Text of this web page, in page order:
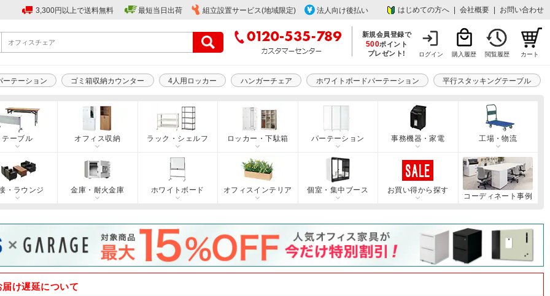
3,300円以上で送料無料 最短当日出荷 組立設置サービス(地域限定) 法人向け後払い はじめての方へ 会社概要 お問い合わせ
新規会員登録で
500ポイント
プレゼント!
ログイン 購入履歴 閲覧履歴 カート
ーテーション ゴミ箱収納カウンター 4人用ロッカー ハンガーチェア ホワイトボードパーテーション 平行スタッキングテーブル
テーブル オフィス収納 ラック・シェルフ ロッカー・下駄箱 パーテーション 事務機器・家電 工場・物流
・ラウンジ 金庫・耐火金庫 ホワイトボード オフィスインテリア 個室・集中ブース
お買い得から探す
コーディネート事例
け遅延について